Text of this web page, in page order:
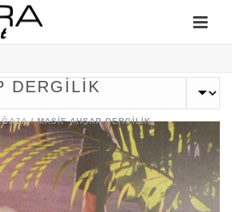
DERGILIK
/MASIF AHŞAP DERGILIK